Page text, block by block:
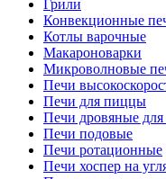
Грили
Конвекционные
Котлы варочные
Макароноварки
Микроволновые
Печи
Печи для пиццы
Печи дровяные
Печи подовые
Печи ротационные
Печи хоспер на